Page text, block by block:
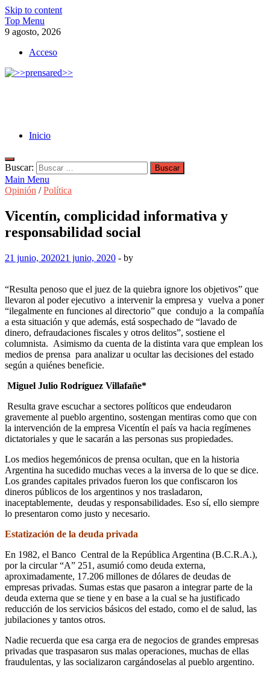
Skip to content
Top Menu
9 agosto, 2026
Acceso
Inicio
Buscar:
Main Menu
Opinión /Política
Vicentín, complicidad informativa y
responsabilidad social
21 junio, 202021 junio, 2020 - by
“Resulta penoso que el juez de la quiebra ignore los objetivos” que
llevaron al poder ejecutivo a intervenir la empresa y vuelva a poner
“ilegalmente en funciones al directorio” que condujo a la compañía
a esta situación y que además, está sospechado de “lavado de
dinero, defraudaciones fiscales y otros delitos”, sostiene el
columnista. Asimismo da cuenta de la distinta vara que emplean los
medios de prensa para analizar u ocultar las decisiones del estado
según a quiénes beneficie.
Miguel Julio Rodríguez Villafañe*
Resulta grave escuchar a sectores políticos que endeudaron
gravemente al pueblo argentino, sostengan mentiras como que con
la intervención de la empresa Vicentín el país va hacia regímenes
dictatoriales y que le sacarán a las personas sus propiedades.
Los medios hegemónicos de prensa ocultan, que en la historia
Argentina ha sucedido muchas veces a la inversa de lo que se dice.
Los grandes capitales privados fueron los que confiscaron los
dineros públicos de los argentinos y nos trasladaron,
inaceptablemente, deudas y responsabilidades. Eso sí, ello siempre
lo presentaron como justo y necesario.
Estatización de la deuda privada
En 1982, el Banco Central de la República Argentina (B.C.R.A.),
por la circular “A” 251, asumió como deuda externa,
aproximadamente, 17.206 millones de dólares de deudas de
empresas privadas. Sumas estas que pasaron a integrar parte de la
deuda externa que se tiene y en base a la cual se ha justificado
reducción de los servicios básicos del estado, como el de salud, las
jubilaciones y tantos otros.
Nadie recuerda que esa carga era de negocios de grandes empresas
privadas que traspasaron sus malas operaciones, muchas de ellas
fraudulentas, y las socializaron cargándoselas al pueblo argentino.